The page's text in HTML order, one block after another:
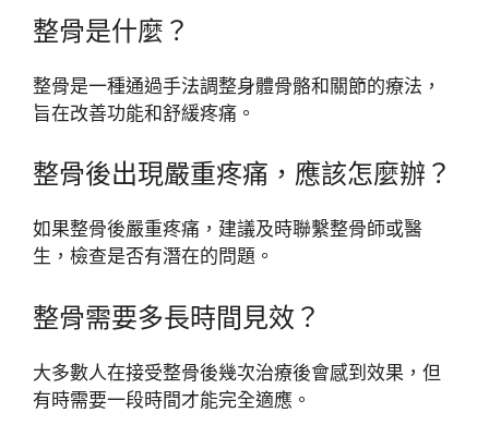
整骨是什麼？
整骨是一種通過手法調整身體骨骼和關節的療法，
旨在改善功能和舒緩疼痛。
整骨後出現嚴重疼痛，應該怎麼辦？
如果整骨後嚴重疼痛，建議及時聯繫整骨師或醫
生，檢查是否有潛在的問題。
整骨需要多長時間見效？
大多數人在接受整骨後幾次治療後會感到效果，但
有時需要一段時間才能完全適應。